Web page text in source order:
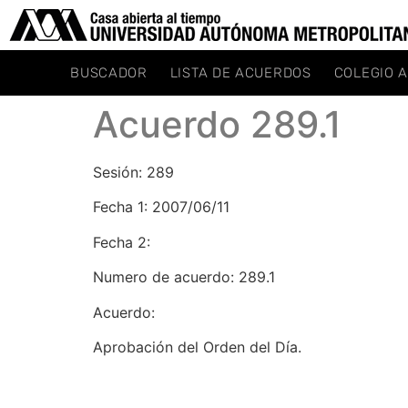
BUSCADOR LISTA DE ACUERDOS COLEGIO
Acuerdo 289.1
Sesión: 289
Fecha 1: 2007/06/11
Fecha 2:
Numero de acuerdo: 289.1
Acuerdo:
Aprobación del Orden del Día.